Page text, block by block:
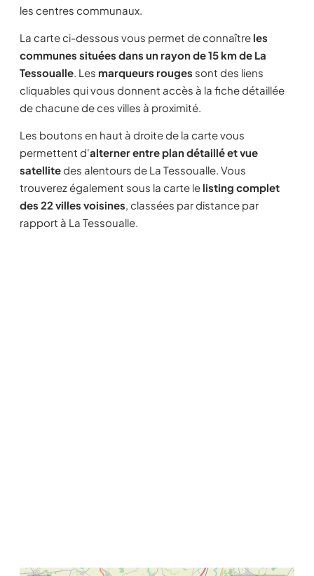
les centres communaux.
La carte ci-dessous vous permet de connaître les
communes situées dans un rayon de 15 km de La
Tessoualle. Les marqueurs rouges sont des liens
cliquables qui vous donnent accès à la fiche détaillée
de chacune de ces villes à proximité.
Les boutons en haut à droite de la carte vous
permettent d'alterner entre plan détaillé et vue
satellitedes alentours de La Tessoualle. Vous
trouverez également sous la carte le listing complet
des 22 villes voisines, classées par distance par
rapport à La Tessoualle.